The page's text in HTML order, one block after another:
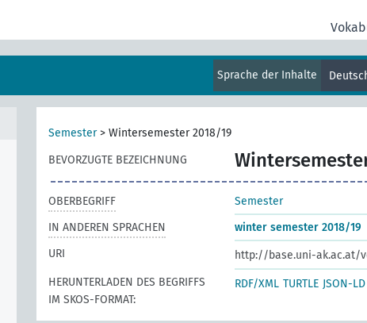
Sprache der Inhalte
Semester> Wintersemester 2018/19
BEVORZUGTE BEZEICHNUNG
OBERBEGRIFF
Semester
IN ANDEREN SPRACHEN
winter semester 2018/19
URI
http://base.uni-ak.ac.at/
HERUNTERLADEN DES BEGRIFFS
IM SKOS-FORMAT:
RDF/XML TURTLE JSON-LD